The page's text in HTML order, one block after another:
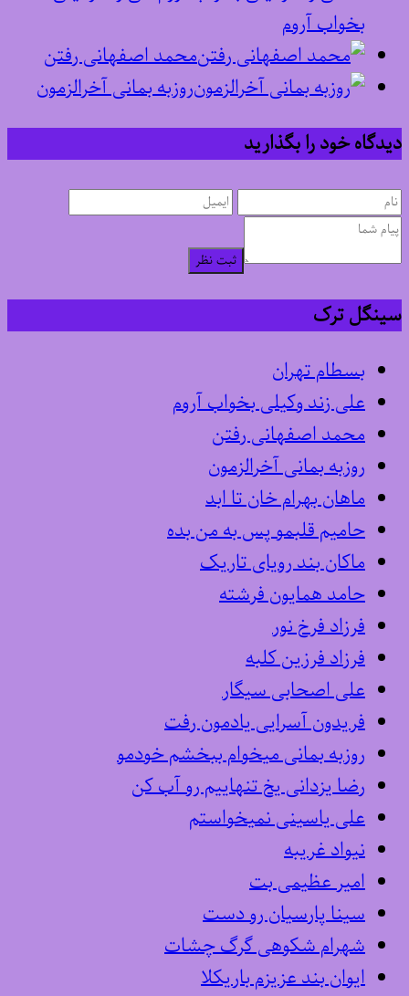
بخواب آروم
محمد اصفهانی رفتن
روزبه بمانی آخرالزمون
دیدگاه خود را بگذارید
ثبت نظر
سینگل ترک
بسطام تهران
علی زند وکیلی بخواب آروم
محمد اصفهانی رفتن
روزبه بمانی آخرالزمون
ماهان بهرام خان تا ابد
حامیم قلبمو پس به من بده
ماکان بند رویای تاریک
حامد همایون فرشته
فرزاد فرخ نور
فرزاد فرزین کلبه
علی اصحابی سیگار
فریدون آسرایی یادمون رفت
روزبه بمانی میخوام ببخشم خودمو
رضا یزدانی یخ تنهاییم رو آب کن
علی یاسینی نمیخواستم
نیواد غریبه
امیر عظیمی بت
سینا پارسیان رو دست
شهرام شکوهی گرگ چشات
ایوان بند عزیزم باریکلا